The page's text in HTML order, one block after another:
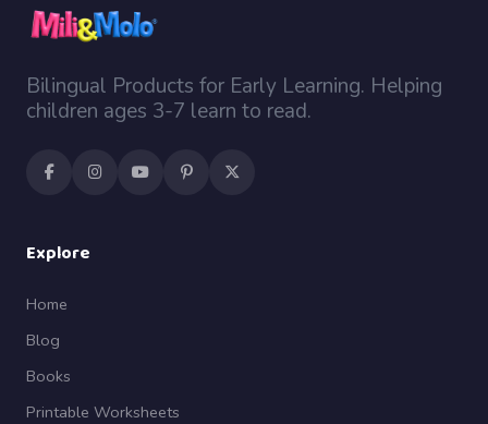
Bilingual Products for Early Learning. Helping
children ages 3-7 learn to read.
Explore
Home
Blog
Books
Printable Worksheets